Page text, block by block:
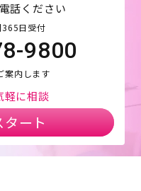
話ください
365日受付
9800
案内します
軽に相談
タート